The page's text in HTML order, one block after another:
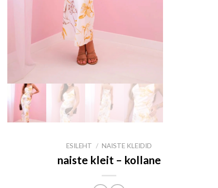
ESILEHT / NAISTE KLEIDID
naiste kleit – kollane